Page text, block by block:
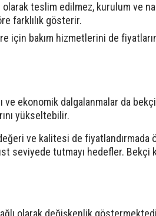
teslim edilmez, kurulum ve
farklılık gösterir.
için bakım hizmetlerini de
ekonomik dalgalanmalar da
yükseltebilir.
ve kalitesi de
seviyede tutmayı hedefler.
olarak değişkenlik